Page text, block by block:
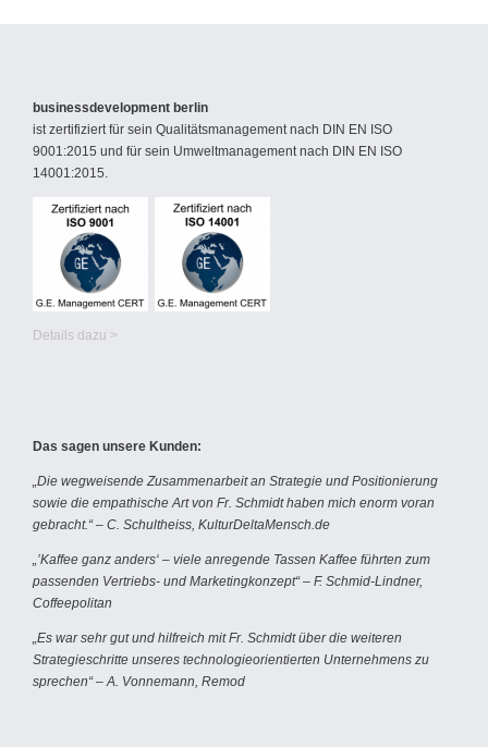
businessdevelopment berlin
ist zertifiziert für sein Qualitätsmanagement nach DIN EN ISO
9001:2015 und für sein Umweltmanagement nach DIN EN ISO
14001:2015.
Details dazu >
Das sagen unsere Kunden:
„Die wegweisende Zusammenarbeit an Strategie und Positionierung
sowie die empathische Art von Fr. Schmidt haben mich enorm voran
gebracht.“ – C. Schultheiss, KulturDeltaMensch.de
„’Kaffee ganz anders‘ – viele anregende Tassen Kaffee führten zum
passenden Vertriebs- und Marketingkonzept“ – F. Schmid-Lindner,
Coffeepolitan
„Es war sehr gut und hilfreich mit Fr. Schmidt über die weiteren
Strategieschritte unseres technologieorientierten Unternehmens zu
sprechen“ – A. Vonnemann, Remod